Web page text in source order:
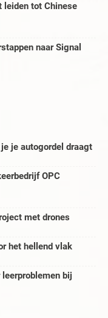
leiden tot Chinese
naar Signal
je autogordel draagt
OPC
met drones
het hellend vlak
bij